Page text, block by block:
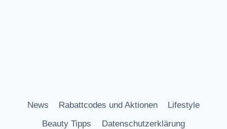
News Rabattcodes und Aktionen
Lifestyle
Beauty Tipps
Datenschutzerklärung